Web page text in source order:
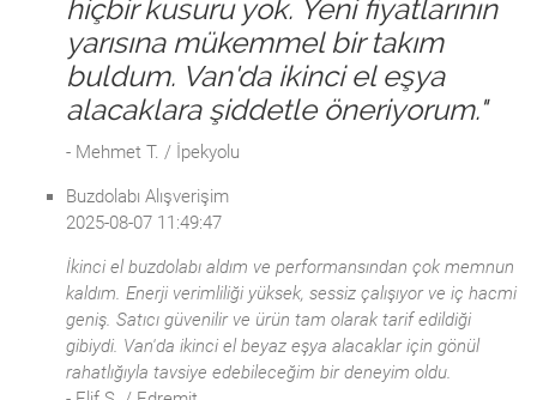
hiçbir kusuru yok. Yeni fiyatlarının
yarısına mükemmel bir takım
buldum. Van'da ikinci el eşya
alacaklara şiddetle öneriyorum."
- Mehmet T. / İpekyolu
Buzdolabı Alışverişim
2025-08-07 11:49:47
İkinci el buzdolabı aldım ve performansından çok memnun
kaldım. Enerji verimliliği yüksek, sessiz çalışıyor ve iç hacmi
geniş. Satıcı güvenilir ve ürün tam olarak tarif edildiği
gibiydi. Van'da ikinci el beyaz eşya alacaklar için gönül
rahatlığıyla tavsiye edebileceğim bir deneyim oldu.